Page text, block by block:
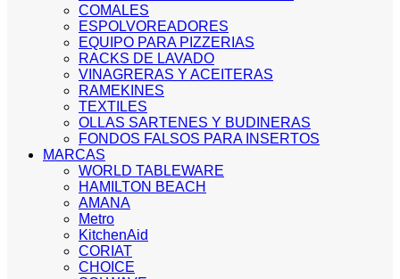
COMALES
ESPOLVOREADORES
EQUIPO PARA PIZZERIAS
RACKS DE LAVADO
VINAGRERAS Y ACEITERAS
RAMEKINES
TEXTILES
OLLAS SARTENES Y BUDINERAS
FONDOS FALSOS PARA INSERTOS
MARCAS
WORLD TABLEWARE
HAMILTON BEACH
AMANA
Metro
KitchenAid
CORIAT
CHOICE